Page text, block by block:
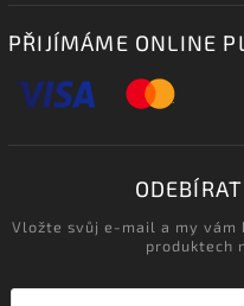
PŘIJÍMÁME ONLINE
Vložte svůj e-mail a my vám
produktech